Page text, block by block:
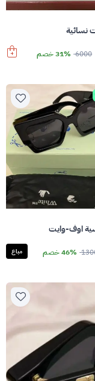
نسائية
6000 31% خصم
اوف-وايت
46% خصم مباع